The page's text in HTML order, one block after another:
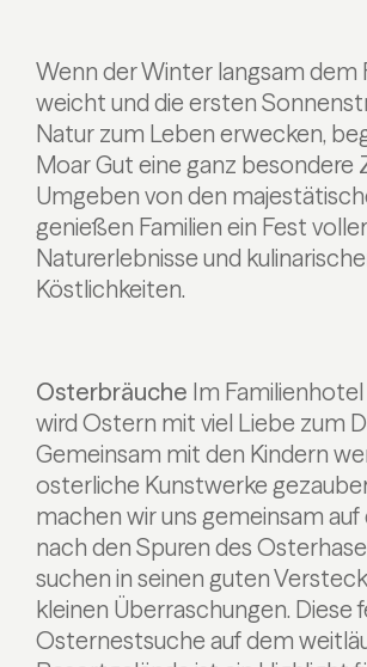
Wenn der Winter langsam dem
weicht und die ersten
Natur zum Leben erwecken,
Moar Gut eine ganz besondere
Umgeben von den
genießen Familien ein Fest
Naturerlebnisse und
Köstlichkeiten.
Osterbräuche Im
wird Ostern mit viel Liebe zum
Gemeinsam mit den Kindern
osterliche Kunstwerke
machen wir uns gemeinsam auf
nach den Spuren des
suchen in seinen guten
kleinen Überraschungen. Diese
Osternestsuche auf dem